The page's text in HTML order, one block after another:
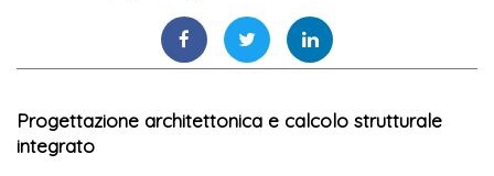
Progettazione architettonica e calcolo strutturale
integrato